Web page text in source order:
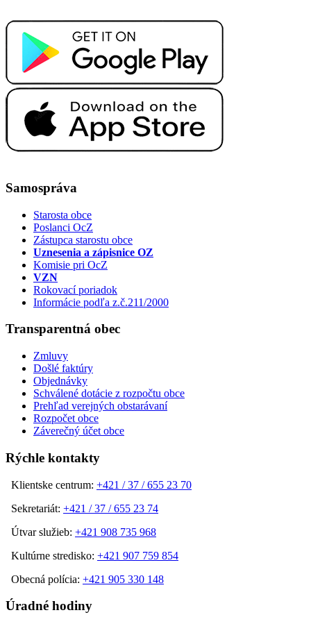
Samospráva
Starosta obce
Poslanci OcZ
Zástupca starostu obce
Uznesenia a zápisnice OZ
Komisie pri OcZ
VZN
Rokovací poriadok
Informácie podľa z.č.211/2000
Transparentná obec
Zmluvy
Došlé faktúry
Objednávky
Schválené dotácie z rozpočtu obce
Prehľad verejných obstarávaní
Rozpočet obce
Záverečný účet obce
Rýchle kontakty
Klientske centrum: +421 / 37 / 655 23 70
Sekretariát: +421 / 37 / 655 23 74
Útvar služieb: +421 908 735 968
Kultúrne stredisko: +421 907 759 854
Obecná polícia: +421 905 330 148
Úradné hodiny